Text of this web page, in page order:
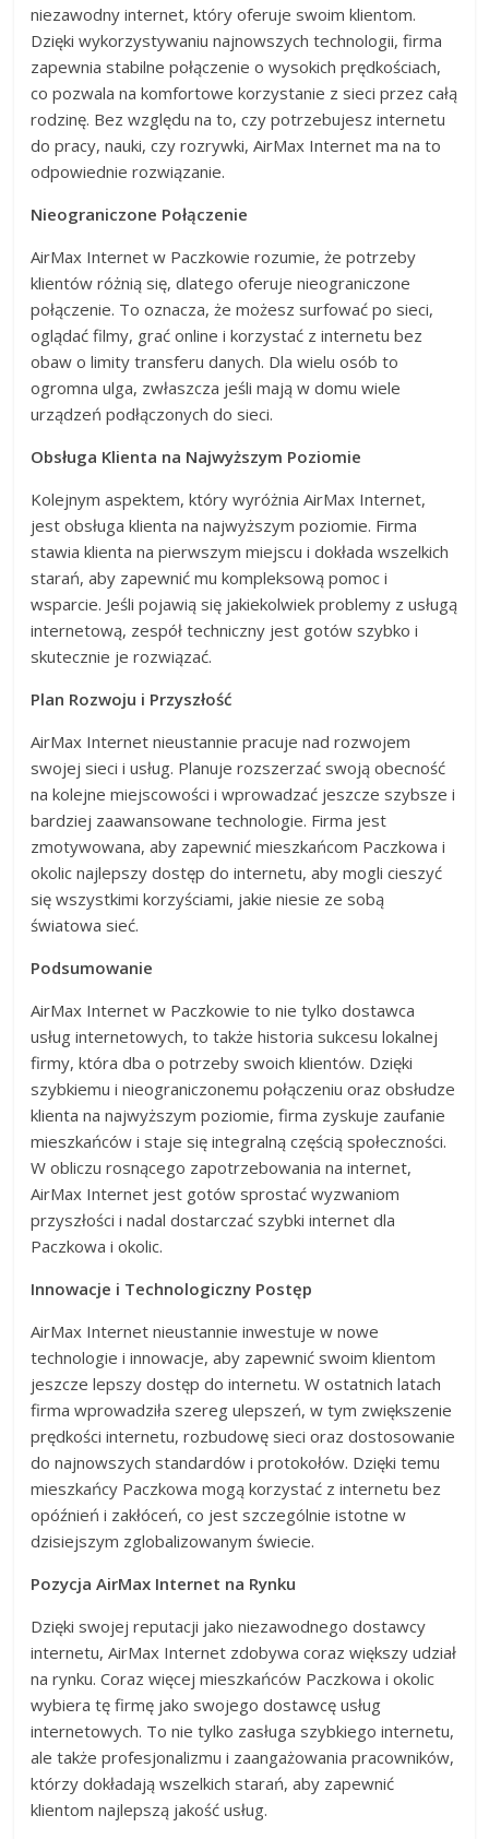
niezawodny internet, który oferuje swoim klientom.
Dzięki wykorzystywaniu najnowszych technologii, firma
zapewnia stabilne połączenie o wysokich prędkościach,
co pozwala na komfortowe korzystanie z sieci przez całą
rodzinę. Bez względu na to, czy potrzebujesz internetu
do pracy, nauki, czy rozrywki, AirMax Internet ma na to
odpowiednie rozwiązanie.
Nieograniczone Połączenie
AirMax Internet w Paczkowie rozumie, że potrzeby
klientów różnią się, dlatego oferuje nieograniczone
połączenie. To oznacza, że możesz surfować po sieci,
oglądać filmy, grać online i korzystać z internetu bez
obaw o limity transferu danych. Dla wielu osób to
ogromna ulga, zwłaszcza jeśli mają w domu wiele
urządzeń podłączonych do sieci.
Obsługa Klienta na Najwyższym Poziomie
Kolejnym aspektem, który wyróżnia AirMax Internet,
jest obsługa klienta na najwyższym poziomie. Firma
stawia klienta na pierwszym miejscu i dokłada wszelkich
starań, aby zapewnić mu kompleksową pomoc i
wsparcie. Jeśli pojawią się jakiekolwiek problemy z usługą
internetową, zespół techniczny jest gotów szybko i
skutecznie je rozwiązać.
Plan Rozwoju i Przyszłość
AirMax Internet nieustannie pracuje nad rozwojem
swojej sieci i usług. Planuje rozszerzać swoją obecność
na kolejne miejscowości i wprowadzać jeszcze szybsze i
bardziej zaawansowane technologie. Firma jest
zmotywowana, aby zapewnić mieszkańcom Paczkowa i
okolic najlepszy dostęp do internetu, aby mogli cieszyć
się wszystkimi korzyściami, jakie niesie ze sobą
światowa sieć.
Podsumowanie
AirMax Internet w Paczkowie to nie tylko dostawca
usług internetowych, to także historia sukcesu lokalnej
firmy, która dba o potrzeby swoich klientów. Dzięki
szybkiemu i nieograniczonemu połączeniu oraz obsłudze
klienta na najwyższym poziomie, firma zyskuje zaufanie
mieszkańców i staje się integralną częścią społeczności.
W obliczu rosnącego zapotrzebowania na internet,
AirMax Internet jest gotów sprostać wyzwaniom
przyszłości i nadal dostarczać szybki internet dla
Paczkowa i okolic.
Innowacje i Technologiczny Postęp
AirMax Internet nieustannie inwestuje w nowe
technologie i innowacje, aby zapewnić swoim klientom
jeszcze lepszy dostęp do internetu. W ostatnich latach
firma wprowadziła szereg ulepszeń, w tym zwiększenie
prędkości internetu, rozbudowę sieci oraz dostosowanie
do najnowszych standardów i protokołów. Dzięki temu
mieszkańcy Paczkowa mogą korzystać z internetu bez
opóźnień i zakłóceń, co jest szczególnie istotne w
dzisiejszym zglobalizowanym świecie.
Pozycja AirMax Internet na Rynku
Dzięki swojej reputacji jako niezawodnego dostawcy
internetu, AirMax Internet zdobywa coraz większy udział
na rynku. Coraz więcej mieszkańców Paczkowa i okolic
wybiera tę firmę jako swojego dostawcę usług
internetowych. To nie tylko zasługa szybkiego internetu,
ale także profesjonalizmu i zaangażowania pracowników,
którzy dokładają wszelkich starań, aby zapewnić
klientom najlepszą jakość usług.